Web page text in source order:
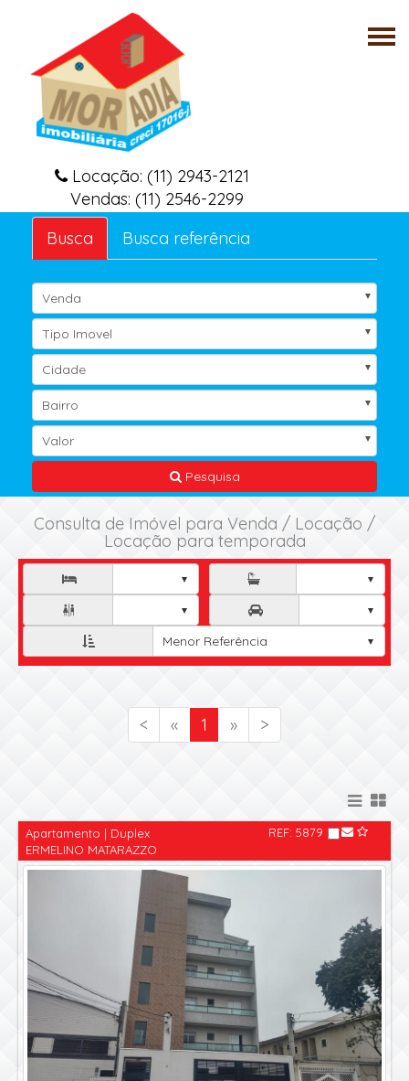
Locação: (11) 2943-2121
Vendas: (11) 2546-2299
Busca
Busca referência
Venda
Tipo Imovel
Cidade
Bairro
Valor
Pesquisa
Consulta de Imóvel para Venda / Locação /
Locação para temporada

 
Menor Referência
< « 1 » >
Apartamento | Duplex
ERMELINO MATARAZZO
REF: 5879